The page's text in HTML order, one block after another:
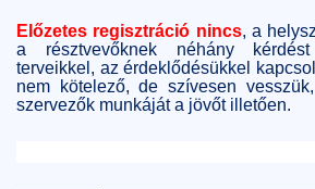
Előzetes regisztráció nincs, a
a résztvevőknek néhány
terveikkel, az érdeklődésükkel
nem kötelező, de szívesen
szervezők munkáját a jövőt illetően.